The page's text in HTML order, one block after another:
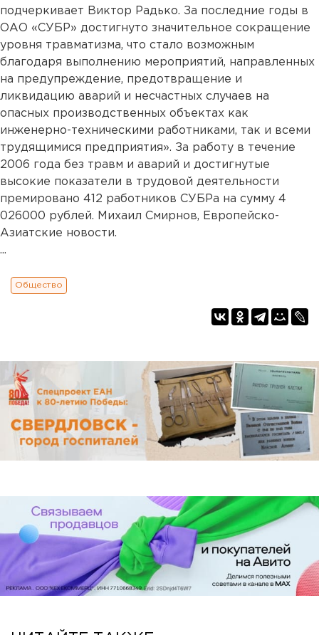
подчеркивает Виктор Радько. За последние годы в
ОАО «СУБР» достигнуто значительное сокращение
уровня травматизма, что стало возможным
благодаря выполнению мероприятий, направленных
на предупреждение, предотвращение и
ликвидацию аварий и несчастных случаев на
опасных производственных объектах как
инженерно-техническими работниками, так и всеми
трудящимися предприятия». За работу в течение
2006 года без травм и аварий и достигнутые
высокие показатели в трудовой деятельности
премировано 412 работников СУБРа на сумму 4
026000 рублей. Михаил Смирнов, Европейско-
Азиатские новости.
...
Общество